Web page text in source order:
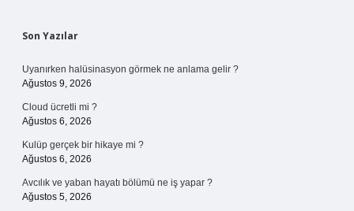
Sidebar
Son Yazılar
Uyanırken halüsinasyon görmek ne anlama gelir ?
Ağustos 9, 2026
Cloud ücretli mi ?
Ağustos 6, 2026
Kulüp gerçek bir hikaye mi ?
Ağustos 6, 2026
Avcılık ve yaban hayatı bölümü ne iş yapar ?
Ağustos 5, 2026